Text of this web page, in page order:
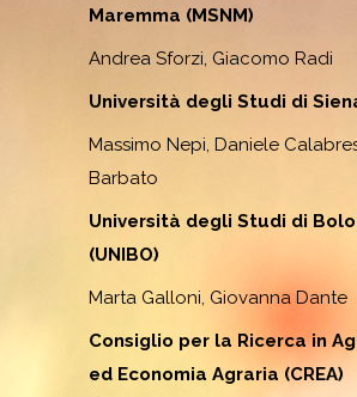
Maremma (MSNM)
Andrea Sforzi, Giacomo Radi
Università degli Studi di
Massimo Nepi, Daniele
Barbato
Università degli Studi di
(UNIBO)
Marta Galloni, Giovanna Dante
Consiglio per la Ricerca in
ed Economia Agraria (CREA)